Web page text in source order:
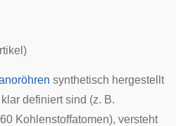
synthetisch hergestellt
definiert sind (z. B.
Kohlenstoffatomen), versteht